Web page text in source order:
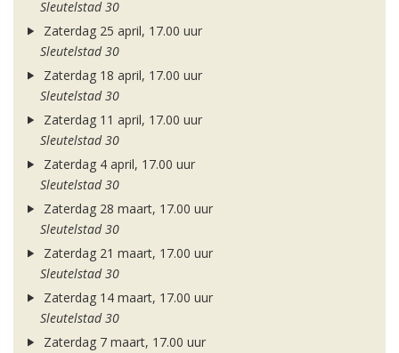
Sleutelstad 30
Zaterdag 25 april, 17.00 uur
Sleutelstad 30
Zaterdag 18 april, 17.00 uur
Sleutelstad 30
Zaterdag 11 april, 17.00 uur
Sleutelstad 30
Zaterdag 4 april, 17.00 uur
Sleutelstad 30
Zaterdag 28 maart, 17.00 uur
Sleutelstad 30
Zaterdag 21 maart, 17.00 uur
Sleutelstad 30
Zaterdag 14 maart, 17.00 uur
Sleutelstad 30
Zaterdag 7 maart, 17.00 uur